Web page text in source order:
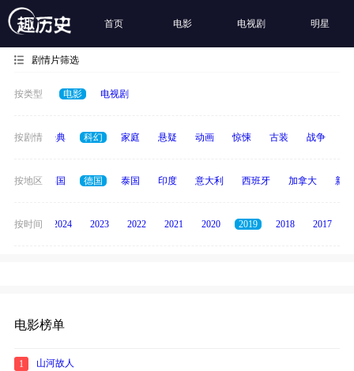
首页 电影 电视剧 明星
剧情片筛选
按类型 电影 电视剧
按剧情
恐怖 经典 科幻 家庭 悬疑 动画 惊悚 古装 战争
按地区
日本 韩国 德国 泰国 印度 意大利 西班牙 加拿大 新
按时间
2025 2024 2023 2022 2021 2020 2019 2018 2017
电影榜单
1 山河故人